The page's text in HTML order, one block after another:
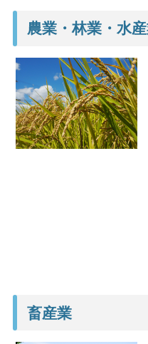
農業・林業・水
畜産業